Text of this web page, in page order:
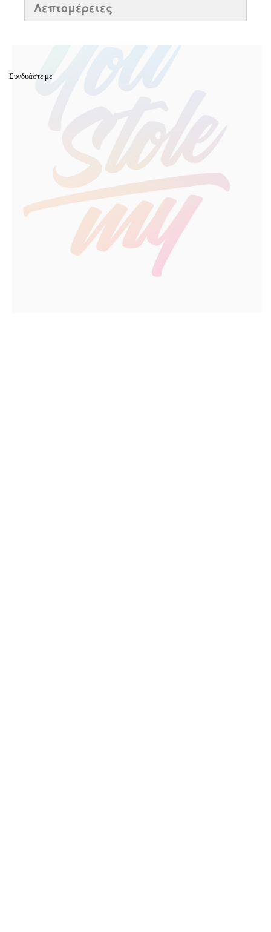
Λεπτομέρειες
Συνδυάστε με